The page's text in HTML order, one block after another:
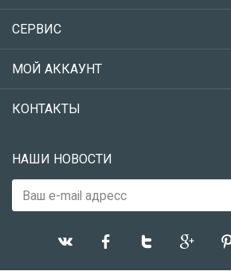
СЕРВИС
МОЙ АККАУНТ
КОНТАКТЫ
НАШИ НОВОСТИ